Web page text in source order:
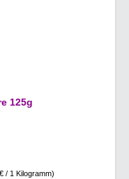
125g
/ 1 Kilogramm)